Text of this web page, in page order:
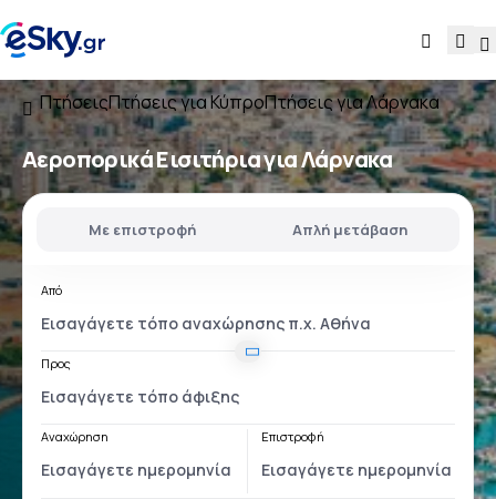
ΠτήσειςΠτήσεις για ΚύπροΠτήσεις για Λάρνακα
Αεροπορικά Εισιτήρια για Λάρνακα
Με επιστροφή Απλή μετάβαση
Από
Προς
Αναχώρηση Επιστροφή